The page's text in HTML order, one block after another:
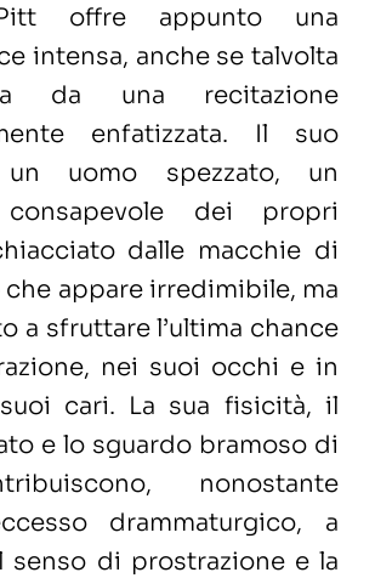
offre appunto una
intensa, anche se talvolta
da una recitazione
enfatizzata. Il suo
uomo spezzato, un
dei propri
dalle macchie di
che appare irredimibile, ma
a sfruttare l’ultima chance
nei suoi occhi e in
cari. La sua fisicità, il
e lo sguardo bramoso di
nonostante
drammaturgico, a
senso di prostrazione e la